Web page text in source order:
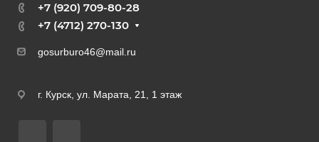
+7 (920) 709-80-28
+7 (4712) 270-130
gosurburo46@mail.ru
г. Курск, ул. Марата, 21, 1 этаж